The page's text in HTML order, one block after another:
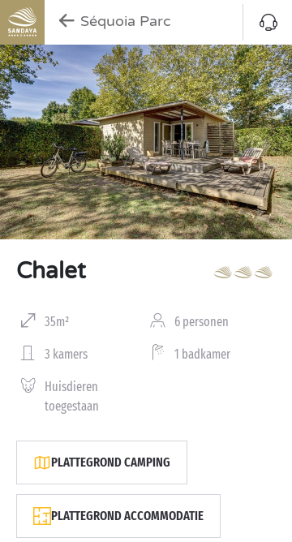
Séquoia Parc
Chalet
35m² 6 personen
3 kamers 1 badkamer
Huisdieren
toegestaan
PLATTEGROND CAMPING
PLATTEGROND ACCOMMODATIE